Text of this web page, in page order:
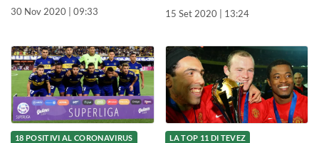
30 Nov 2020 | 09:33 15 Set 2020 | 13:24
18 POSITIVI AL CORONAVIRUS LA TOP 11 DI TEVEZ